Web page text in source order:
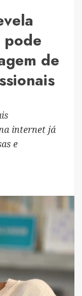
pode
de
internet já
e